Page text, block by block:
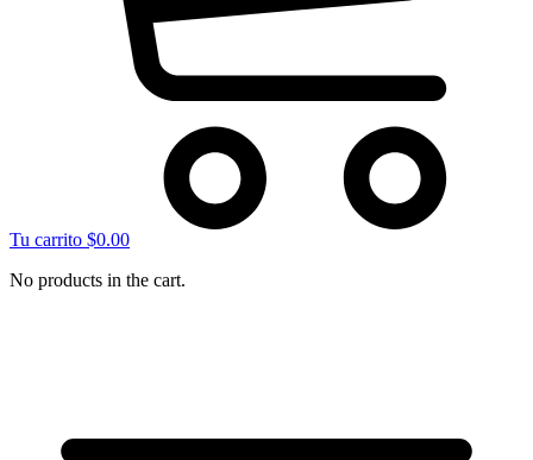
Tu carrito $0.00
No products in the cart.